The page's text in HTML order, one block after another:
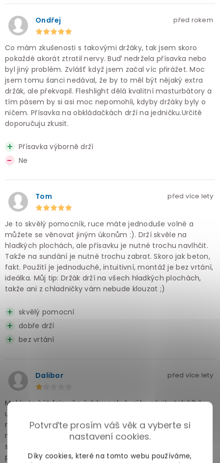
Potvrďte prosím váš věk a vyberte si
nastavení cookies.
Díky cookies, které na tomto webu používáme,
Ondřej před rokem
Co mám zkušenosti s takovými držáky, tak jsem skoro
pokaždé akorát ztratil nervy. Buď nedržela přísavka nebo
byl jiný problém. Zvlášť když jsem začal víc přirážet. Moc
jsem tomu šanci nedával, že by to měl být nějaký extra
držák, ale překvapil. Fleshlight dělá kvalitní masturbátory a
tím pásem by si asi moc nepomohli, kdyby držáky byly o
ničem. Přísavka na obkládačkách drží na jedničku.Určitě
doporučuju zkusit.
Přísavka výborně drží
Ne
Tom před více lety
Je to skvělý pomocník, ruce máte jednoduše volné a
můžete se věnovat jiným úkonům :). Drží skvěle na
hladkých plochách, ale přísavku je nutné trochu navlhčit.
Takže na sundání je nutné trochu zabrat. Skoro jak beton,
fakt. Použití je jednoduché, intuitivní, montáž je bez vrtání,
ideálka. Můj tip: Držák drží na všech hladkých plochách,
takže ani z chladničky vám nebude klouzat ;)
skvělý pomocní
dobře drží
bez vrtání
Dalibor před více lety
Mohla to být fajn věc, kdyby nebyly rýhy závitu tak blbě
udělané, že už asi po 20 použití (v klidu, žádná divočina)
nedrží a více méně sám z držáku vypadává. Člověka
napadne, jestli ten závit není tak ledabyle vyrobený
schválně, aby se co nejdřív opotřeboval. U takového
produktu považuji něco takového za drzost! Já (bohužel)